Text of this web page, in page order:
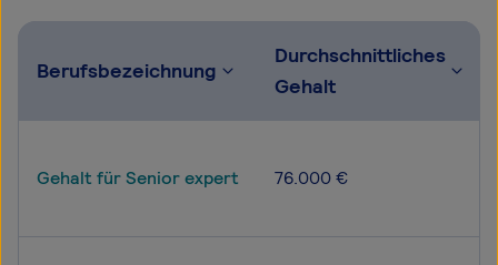
Berufsbezeichnung
Durchschnittliches
Gehalt
Gehalt für Senior expert 76.000 €